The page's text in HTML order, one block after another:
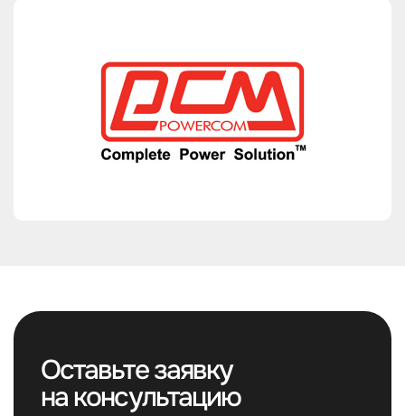
Оставьте заявку
на консультацию